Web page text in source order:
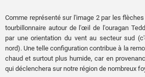
Comme représenté sur l'image 2 par les
tourbillonnaire autour de l'œil de l'ouragan
par une orientation du vent au secteur sud
nord). Une telle configuration contribue à la
chaud et surtout plus humide, car en
qui déclenchera sur notre région de nombreux